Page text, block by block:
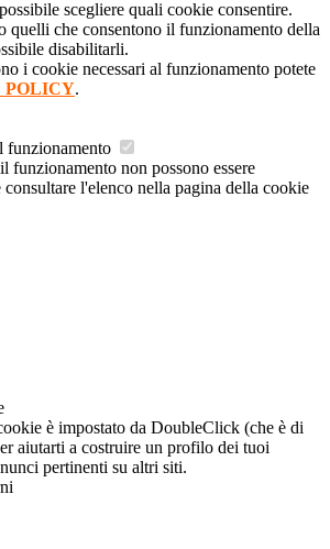
scegliere quali cookie consentire.
quelli che consentono il funzionamento della
disabilitarli.
i cookie necessari al funzionamento potete
POLICY.
funzionamento
funzionamento non possono essere
l'elenco nella pagina della cookie
è impostato da DoubleClick (che è di
aiutarti a costruire un profilo dei tuoi
pertinenti su altri siti.